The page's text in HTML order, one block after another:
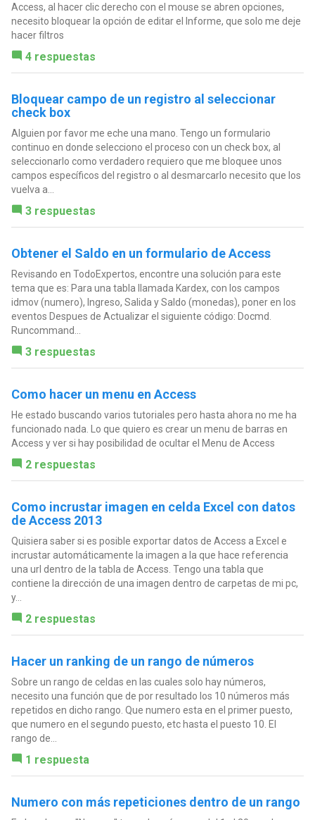
Access, al hacer clic derecho con el mouse se abren opciones,
necesito bloquear la opción de editar el Informe, que solo me deje
hacer filtros
4 respuestas
Bloquear campo de un registro al seleccionar
check box
Alguien por favor me eche una mano. Tengo un formulario
continuo en donde selecciono el proceso con un check box, al
seleccionarlo como verdadero requiero que me bloquee unos
campos específicos del registro o al desmarcarlo necesito que los
vuelva a...
3 respuestas
Obtener el Saldo en un formulario de Access
Revisando en TodoExpertos, encontre una solución para este
tema que es: Para una tabla llamada Kardex, con los campos
idmov (numero), Ingreso, Salida y Saldo (monedas), poner en los
eventos Despues de Actualizar el siguiente código: Docmd.
Runcommand...
3 respuestas
Como hacer un menu en Access
He estado buscando varios tutoriales pero hasta ahora no me ha
funcionado nada. Lo que quiero es crear un menu de barras en
Access y ver si hay posibilidad de ocultar el Menu de Access
2 respuestas
Como incrustar imagen en celda Excel con datos
de Access 2013
Quisiera saber si es posible exportar datos de Access a Excel e
incrustar automáticamente la imagen a la que hace referencia
una url dentro de la tabla de Access. Tengo una tabla que
contiene la dirección de una imagen dentro de carpetas de mi pc,
y...
2 respuestas
Hacer un ranking de un rango de números
Sobre un rango de celdas en las cuales solo hay números,
necesito una función que de por resultado los 10 números más
repetidos en dicho rango. Que numero esta en el primer puesto,
que numero en el segundo puesto, etc hasta el puesto 10. El
rango de...
1 respuesta
Numero con más repeticiones dentro de un rango